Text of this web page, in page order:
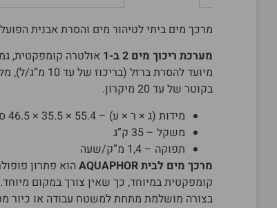
מרכך מים ביתי לטיהור מים והסרת אבנית
מערכת ריכוך מים 2 ב-1
אולטרה קומפקטית,
מיועד להסרת
בקוטר של עד 20 מיקרון.
מידות (ג × ר × ע) – 55.4 × 35.5 × 46.5 ס”מ
משקל – 35 ק”ג
תפוקה – 1,4 מ”ק/שעה
מרכך מים לבית AQUAPHOR
הוא פתרון
בצורה מושלמת מתחת למשטח עבודה או כיור